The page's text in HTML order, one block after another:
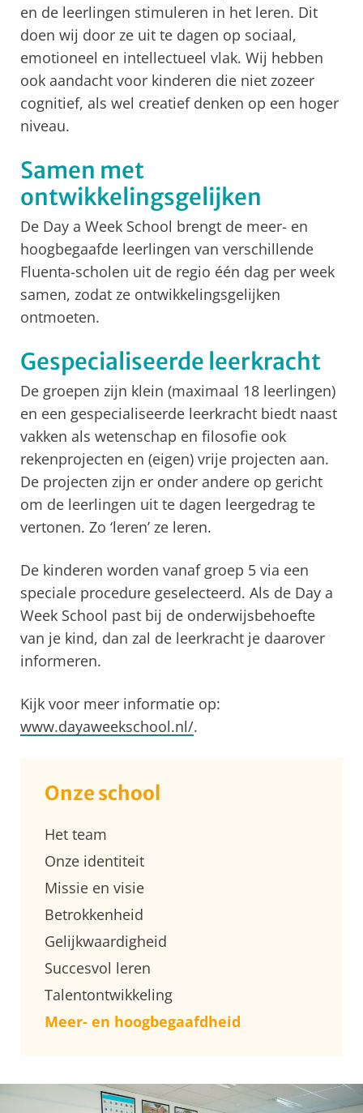
en de leerlingen stimuleren in het leren. Dit
doen wij door ze uit te dagen op sociaal,
emotioneel en intellectueel vlak. Wij hebben
ook aandacht voor kinderen die niet zozeer
cognitief, als wel creatief denken op een hoger
niveau.
Samen met
ontwikkelingsgelijken
De Day a Week School brengt de meer- en
hoogbegaafde leerlingen van verschillende
Fluenta-scholen uit de regio één dag per week
samen, zodat ze ontwikkelingsgelijken
ontmoeten.
Gespecialiseerde leerkracht
De groepen zijn klein (maximaal 18 leerlingen)
en een gespecialiseerde leerkracht biedt naast
vakken als wetenschap en filosofie ook
rekenprojecten en (eigen) vrije projecten aan.
De projecten zijn er onder andere op gericht
om de leerlingen uit te dagen leergedrag te
vertonen. Zo ‘leren’ ze leren.
De kinderen worden vanaf groep 5 via een
speciale procedure geselecteerd. Als de Day a
Week School past bij de onderwijsbehoefte
van je kind, dan zal de leerkracht je daarover
informeren.
Kijk voor meer informatie op:
www.dayaweekschool.nl/.
Onze school
Het team
Onze identiteit
Missie en visie
Betrokkenheid
Gelijkwaardigheid
Succesvol leren
Talentontwikkeling
Meer- en hoogbegaafdheid